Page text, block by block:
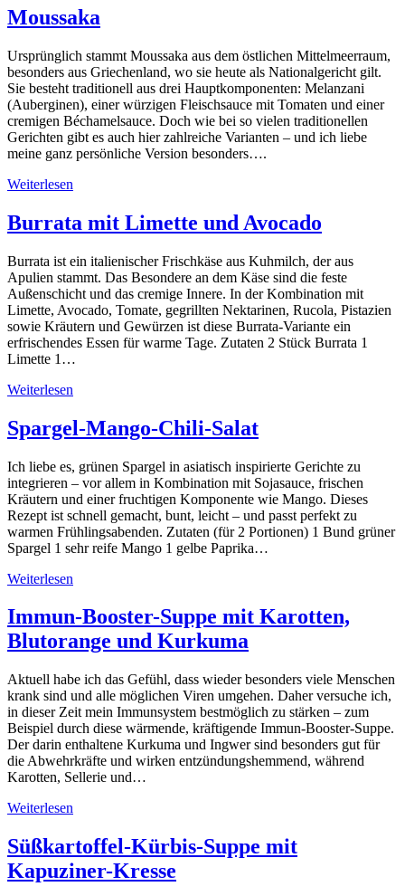
Moussaka
Ursprünglich stammt Moussaka aus dem östlichen Mittelmeerraum,
besonders aus Griechenland, wo sie heute als Nationalgericht gilt.
Sie besteht traditionell aus drei Hauptkomponenten: Melanzani
(Auberginen), einer würzigen Fleischsauce mit Tomaten und einer
cremigen Béchamelsauce. Doch wie bei so vielen traditionellen
Gerichten gibt es auch hier zahlreiche Varianten – und ich liebe
meine ganz persönliche Version besonders….
Weiterlesen
Burrata mit Limette und Avocado
Burrata ist ein italienischer Frischkäse aus Kuhmilch, der aus
Apulien stammt. Das Besondere an dem Käse sind die feste
Außenschicht und das cremige Innere. In der Kombination mit
Limette, Avocado, Tomate, gegrillten Nektarinen, Rucola, Pistazien
sowie Kräutern und Gewürzen ist diese Burrata-Variante ein
erfrischendes Essen für warme Tage. Zutaten 2 Stück Burrata 1
Limette 1…
Weiterlesen
Spargel-Mango-Chili-Salat
Ich liebe es, grünen Spargel in asiatisch inspirierte Gerichte zu
integrieren – vor allem in Kombination mit Sojasauce, frischen
Kräutern und einer fruchtigen Komponente wie Mango. Dieses
Rezept ist schnell gemacht, bunt, leicht – und passt perfekt zu
warmen Frühlingsabenden. Zutaten (für 2 Portionen) 1 Bund grüner
Spargel 1 sehr reife Mango 1 gelbe Paprika…
Weiterlesen
Immun-Booster-Suppe mit Karotten,
Blutorange und Kurkuma
Aktuell habe ich das Gefühl, dass wieder besonders viele Menschen
krank sind und alle möglichen Viren umgehen. Daher versuche ich,
in dieser Zeit mein Immunsystem bestmöglich zu stärken – zum
Beispiel durch diese wärmende, kräftigende Immun-Booster-Suppe.
Der darin enthaltene Kurkuma und Ingwer sind besonders gut für
die Abwehrkräfte und wirken entzündungshemmend, während
Karotten, Sellerie und…
Weiterlesen
Süßkartoffel-Kürbis-Suppe mit
Kapuziner-Kresse